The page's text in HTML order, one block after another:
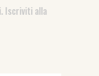
Iscriviti alla